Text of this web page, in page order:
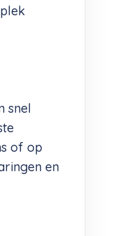
snel
of op
en